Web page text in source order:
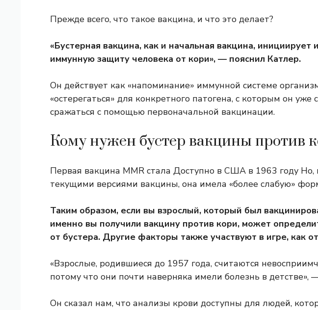
Прежде всего, что такое вакцина, и что это делает?
«Бустерная вакцина, как и начальная вакцина, инициирует
иммунную защиту человека от кори», — пояснил Катлер.
Он действует как «напоминание» иммунной системе
«остерегаться» для конкретного патогена, с которым он уже
сражаться с помощью первоначальной вакцинации.
Кому нужен бустер вакцины против
Первая вакцина MMR стала Доступно в США в 1963 году Но,
текущими версиями вакцины, она имела «более слабую»
Таким образом, если вы взрослый, который был
именно вы получили вакцину против кори, может
от бустера. Другие факторы также участвуют в игре, как
«Взрослые, родившиеся до 1957 года, считаются
потому что они почти наверняка имели болезнь в детстве»,
Он сказал нам, что анализы крови доступны для людей,